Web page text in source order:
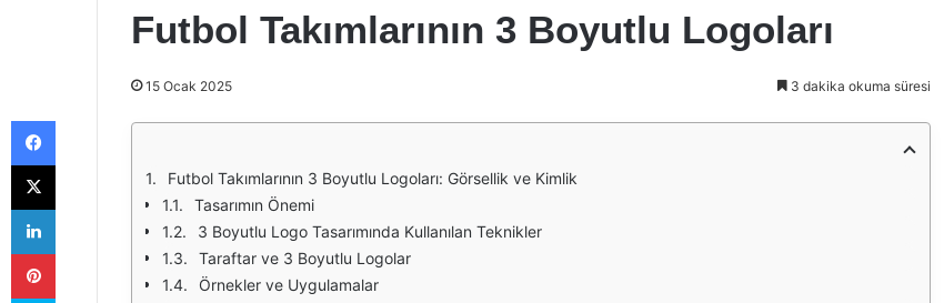
Futbol Takımlarının 3 Boyutlu Logoları
15 Ocak 2025 3 dakika okuma süresi
Futbol Takımlarının 3 Boyutlu Logoları: Görsellik ve Kimlik
Tasarımın Önemi
3 Boyutlu Logo Tasarımında Kullanılan Teknikler
Taraftar ve 3 Boyutlu Logolar
Örnekler ve Uygulamalar
Facebook
X
LinkedIn
Pinterest
Skype